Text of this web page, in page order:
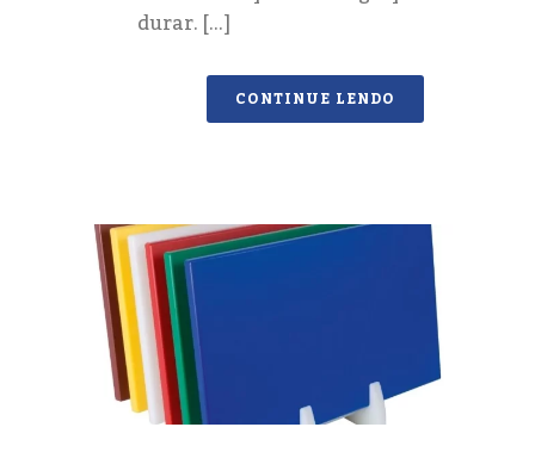
durar. [...]
CONTINUE LENDO